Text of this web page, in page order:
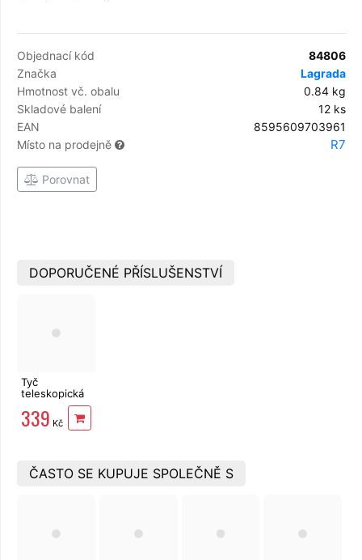
Objednací kód
84806
Značka
Lagrada
Hmotnost vč. obalu
0.84 kg
Skladové balení
12 ks
EAN
8595609703961
Místo na prodejně
R7
Porovnat
DOPORUČENÉ PŘÍSLUŠENSTVÍ
Tyč
teleskopická
150 - 450 cm
k
bazénovému
339 Kč
ČASTO SE KUPUJE SPOLEČNĚ S